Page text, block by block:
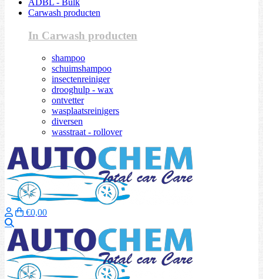
ADBL - Bulk
Carwash producten
In Carwash producten
shampoo
schuimshampoo
insectenreiniger
drooghulp - wax
ontvetter
wasplaatsreinigers
diversen
wasstraat - rollover
€0,00